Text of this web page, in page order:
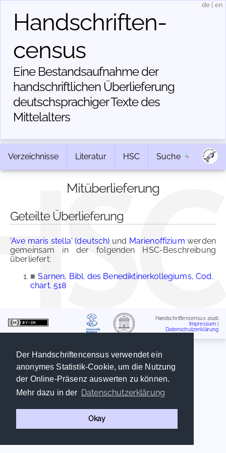
Der Handschriftencensus verwendet ein
anonymes Statistik-Cookie, um die Nutzung
der Online-Präsenz auswerten zu können.
Mehr dazu in der Datenschutzerklärung
Okay
Handschriften­
census
Eine Bestandsaufnahme der
handschriftlichen Über­lieferung
deutschsprachiger Texte des
Mittelalters
de en
Verzeichnisse Literatur HSC Suche
Mitüberlieferung
Geteilte Überlieferung
'Ave maris stella' (deutsch) und Marienoffizium werden
gemeinsam in der folgenden HSC-Beschreibung
überliefert:
■ Sarnen, Bibl. des Benediktinerkollegiums, Cod.
chart. 518
Handschriftencensus 2026
Impressum
Datenschutzerklärung